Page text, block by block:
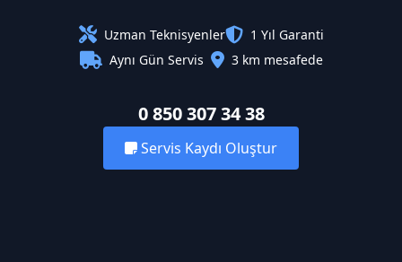
Uzman Teknisyenler
1 Yıl Garanti
Aynı Gün Servis
3 km mesafede
0 850 307 34 38
Servis Kaydı Oluştur